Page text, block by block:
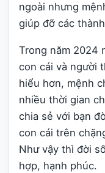
ngoài nhưng
giúp đỡ các
Trong năm 2024
con cái và người
hiểu hơn, mệnh
nhiều thời gian
chia sẻ với bạn
con cái trên
Như vậy thì đời
hợp, hạnh phúc.